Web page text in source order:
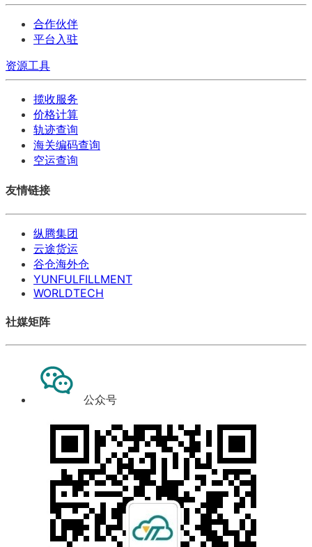
合作伙伴
平台入驻
资源工具
揽收服务
价格计算
轨迹查询
海关编码查询
空运查询
友情链接
纵腾集团
云途货运
谷仓海外仓
YUNFULFILLMENT
WORLDTECH
社媒矩阵
公众号